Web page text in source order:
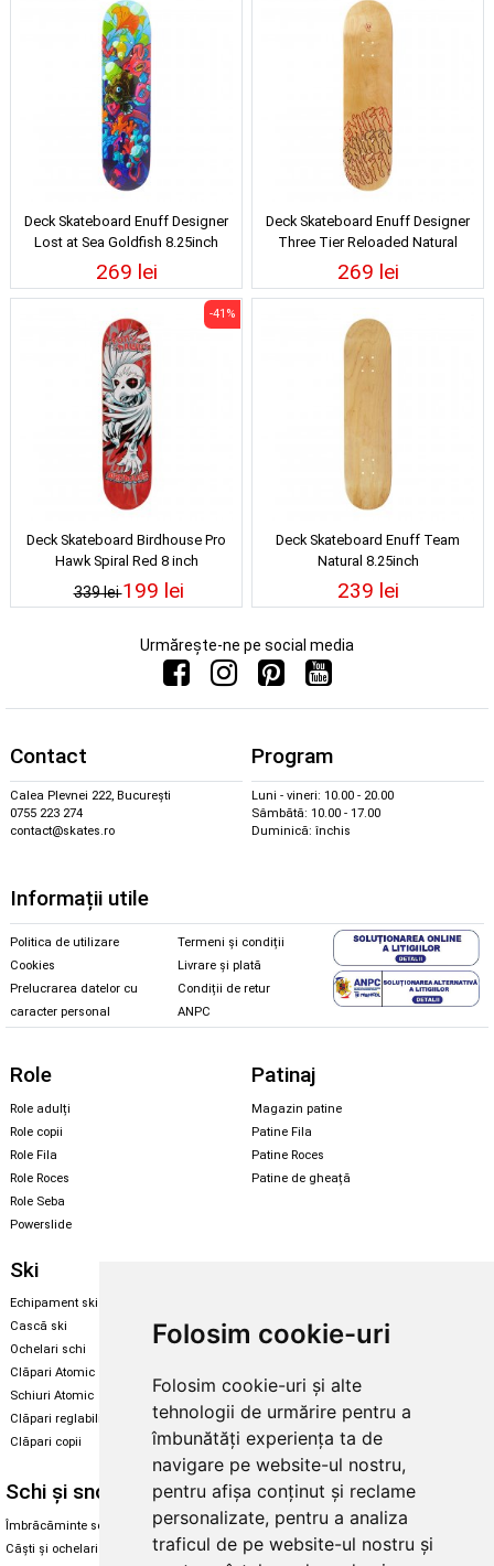
Folosim cookie-uri
Folosim cookie-uri și alte
tehnologii de urmărire pentru a
îmbunătăți experiența ta de
navigare pe website-ul nostru,
pentru afișa conținut și reclame
personalizate, pentru a analiza
traficul de pe website-ul nostru și
Deck Skateboard Enuff Designer
Lost at Sea Goldfish 8.25inch
269 lei
Deck Skateboard Enuff Designer
Three Tier Reloaded Natural
8.25inch
269 lei
Deck Skateboard Birdhouse Pro
Hawk Spiral Red 8 inch
339 lei
-41%
199 lei
Deck Skateboard Enuff Team
Natural 8.25inch
239 lei
Urmărește-ne pe social media
Contact
Calea Plevnei 222, București
0755 223 274
contact@skates.ro
Program
Luni - vineri: 10.00 - 20.00
Sâmbătă: 10.00 - 17.00
Duminică: închis
Informații utile
Politica de utilizare
Cookies
Prelucrarea datelor cu
caracter personal
Termeni și condiții
Livrare și plată
Condiții de retur
ANPC
Role
Role adulți
Role copii
Role Fila
Role Roces
Role Seba
Powerslide
Patinaj
Magazin patine
Patine Fila
Patine Roces
Patine de gheață
Ski
Echipament ski
Cască ski
Ochelari schi
Clăpari Atomic
Schiuri Atomic
Clăpari reglabili
Clăpari copii
Echipament snowboard
Skate & longboard
Santa Cruz
Enuff Skateboards
Schi și snowboard
Îmbrăcăminte schi și snowboard
Căști și ochelari de iarnă
Diverse
Cum aleg rolele
Cum aleg ochelarii